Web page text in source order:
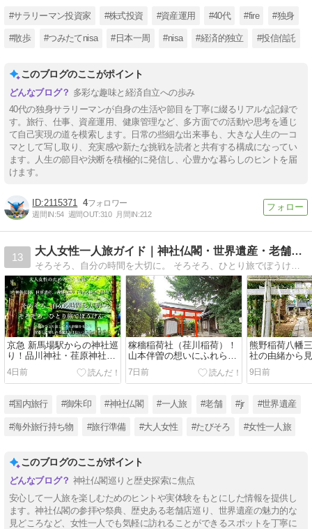
#サラリーマン投資家 #株式投資 #資産運用 #40代 #fire #独身
#散歩 #つみたてnisa #日本一周 #nisa #経済的独立 #投信信託
このブログのここがポイント
多彩な趣味と経済自立への歩み
40代の独身サラリーマンが自身の生活や節目を丁寧に綴るリアルな記録で
す。旅行、仕事、資産運用、健康管理など、多方面での活動や思考を通じ
て自己実現の道を模索します。日常の些細な出来事も、大きな人生の一コ
マとして写し取り、充実感や新たな挑戦を読者と共有する構成になってい
ます。人生の節目や決断を積極的に発信し、心豊かな暮らしのヒントを届
けます。
2115371 4
週間IN:54 週間OUT:310 月間IN:212
13
大人女性一人旅ガイド｜神社仏閣・世界遺産・老舗＝たびそろ
京急 新馬場駅からの神社巡
り！品川神社・荏原神社を
巡る約二時間コース
4日前
稼穡稲荷社（荏川稲荷）！
山本伴曽の想いにふれられ
る神社巡り（東京都品川
区）
7日前
熊野稲荷八幡
社の由緒から
野とのご縁(東
9日前
#国内旅行 #御朱印 #神社仏閣 #一人旅 #老舗 #jr #世界遺産
#海外旅行持ち物 #旅行準備 #大人女性 #たびそろ #女性一人旅
このブログのここがポイント
神社仏閣巡りと歴史探索に焦点
安心して一人旅を楽しむためのヒントや実体験をもとにした情報を提供し
ます。神社仏閣の参拝や祭典、歴史ある老舗店巡り、世界遺産の魅力的な
見どころなど、女性一人でも気軽に訪れることができるスポットを丁寧に